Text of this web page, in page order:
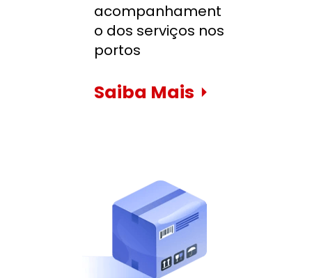
acompanhament
o dos serviços nos
portos
Saiba Mais ⏵